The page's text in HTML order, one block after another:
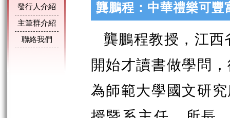
發行人介紹
主筆群介紹
聯絡我們
龔鵬程：中華禮樂可豐
龔鵬程教授，江
開始才讀書做學問
為師範大學國文研